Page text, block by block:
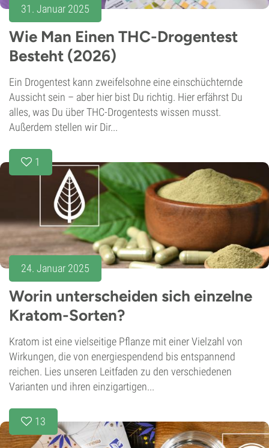
31. Januar 2025
Wie Man Einen THC-Drogentest
Besteht (2026)
Ein Drogentest kann zweifelsohne eine einschüchternde
Aussicht sein – aber hier bist Du richtig. Hier erfährst Du
alles, was Du über THC-Drogentests wissen musst.
Außerdem stellen wir Dir...
1
24. Januar 2025
Worin unterscheiden sich einzelne
Kratom-Sorten?
Kratom ist eine vielseitige Pflanze mit einer Vielzahl von
Wirkungen, die von energiespendend bis entspannend
reichen. Lies unseren Leitfaden zu den verschiedenen
Varianten und ihren einzigartigen...
13